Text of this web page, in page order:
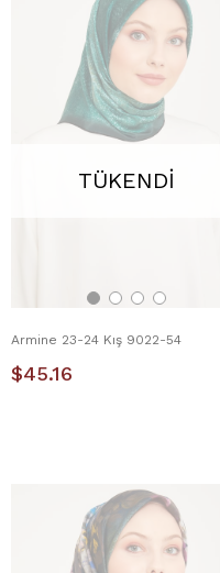
TÜKENDI
Armine 23-24 Kış 9022-54
$45.16